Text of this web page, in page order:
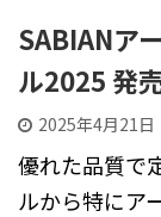
SABIANア
ル2025 発
2025年4月21日
優れた品質で
ルから特にア